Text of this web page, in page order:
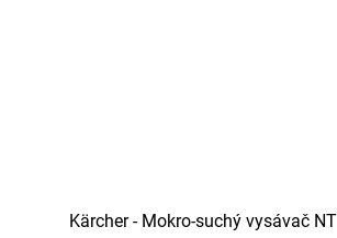
Kärcher - Mokro-suchý vysávač